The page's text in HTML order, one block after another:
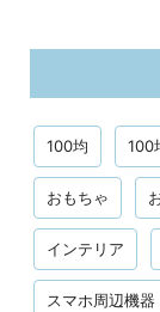
100均 100
おもちゃ
インテリア
スマホ周辺機器